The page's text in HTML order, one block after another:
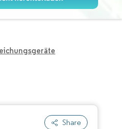
Share